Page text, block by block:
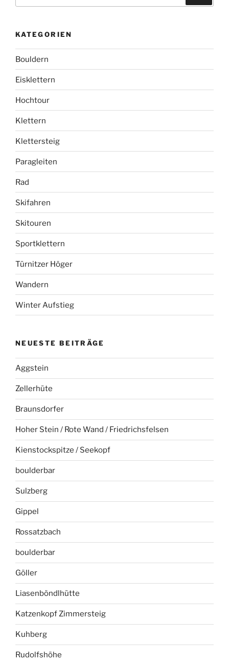
KATEGORIEN
Bouldern
Eisklettern
Hochtour
Klettern
Klettersteig
Paragleiten
Rad
Skifahren
Skitouren
Sportklettern
Türnitzer Höger
Wandern
Winter Aufstieg
NEUESTE BEITRÄGE
Aggstein
Zellerhüte
Braunsdorfer
Hoher Stein / Rote Wand / Friedrichsfelsen
Kienstockspitze / Seekopf
boulderbar
Sulzberg
Gippel
Rossatzbach
boulderbar
Göller
Liasenböndlhütte
Katzenkopf Zimmersteig
Kuhberg
Rudolfshöhe